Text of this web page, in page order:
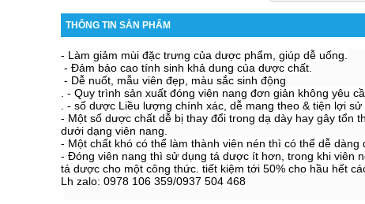
THÔNG TIN SẢN PHẨM
- Làm giảm mùi đặc trưng của dược phẩm, giúp dễ uống.
- Đảm bảo cao tính sinh khả dung của dược chất.
- Dễ nuốt, mẫu viên đẹp, màu sắc sinh động
. - Quy trình sản xuất đóng viên nang đơn giản không yêu
. - số dược Liều lượng chính xác, dễ mang theo & tiện lợi sử
- Một số dược chất dễ bị thay đổi trong dạ dày hay gây tổn
dưới dạng viên nang.
- Một chất khó có thể làm thành viên nén thì có thể dễ dàng
- Đóng viên nang thì sử dụng tá dược ít hơn, trong khi viên
tá dược cho một công thức. tiết kiệm tới 50% cho hầu hết
Lh zalo: 0978 106 359/0937 504 468